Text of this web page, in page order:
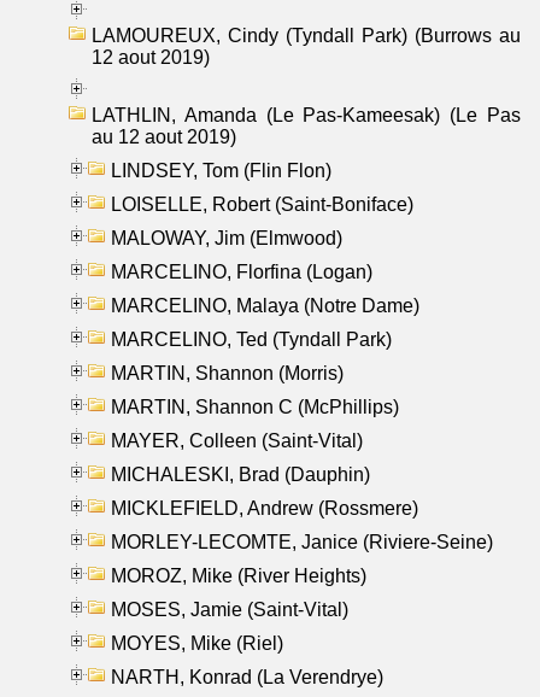
LAMOUREUX, Cindy (Tyndall Park) (Burrows au
12 aout 2019)
LATHLIN, Amanda (Le Pas-Kameesak) (Le Pas
au 12 aout 2019)
LINDSEY, Tom (Flin Flon)
LOISELLE, Robert (Saint-Boniface)
MALOWAY, Jim (Elmwood)
MARCELINO, Florfina (Logan)
MARCELINO, Malaya (Notre Dame)
MARCELINO, Ted (Tyndall Park)
MARTIN, Shannon (Morris)
MARTIN, Shannon C (McPhillips)
MAYER, Colleen (Saint-Vital)
MICHALESKI, Brad (Dauphin)
MICKLEFIELD, Andrew (Rossmere)
MORLEY-LECOMTE, Janice (Riviere-Seine)
MOROZ, Mike (River Heights)
MOSES, Jamie (Saint-Vital)
MOYES, Mike (Riel)
NARTH, Konrad (La Verendrye)